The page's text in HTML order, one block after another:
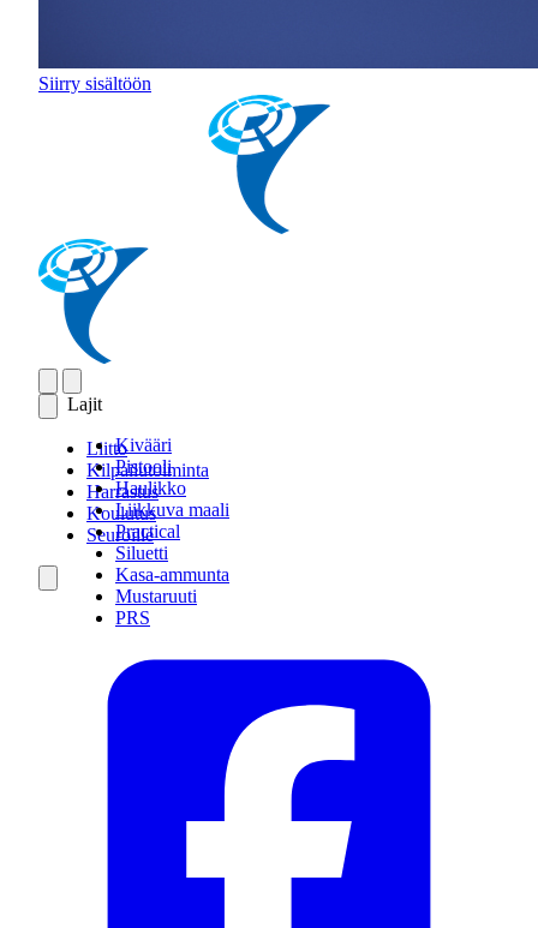
Siirry sisältöön
Lajit
Kivääri
Pistooli
Haulikko
Liikkuva maali
Practical
Siluetti
Kasa-ammunta
Mustaruuti
PRS
Liitto
Kilpailutoiminta
Harrastus
Koulutus
Seuroille